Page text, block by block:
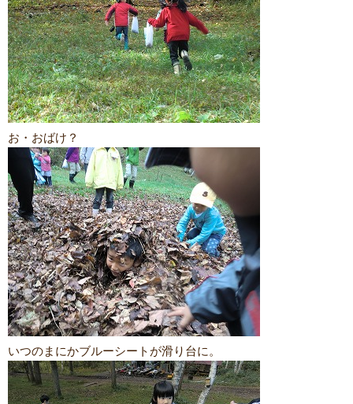
お・おばけ？
いつのまにかブルーシートが滑り台に。